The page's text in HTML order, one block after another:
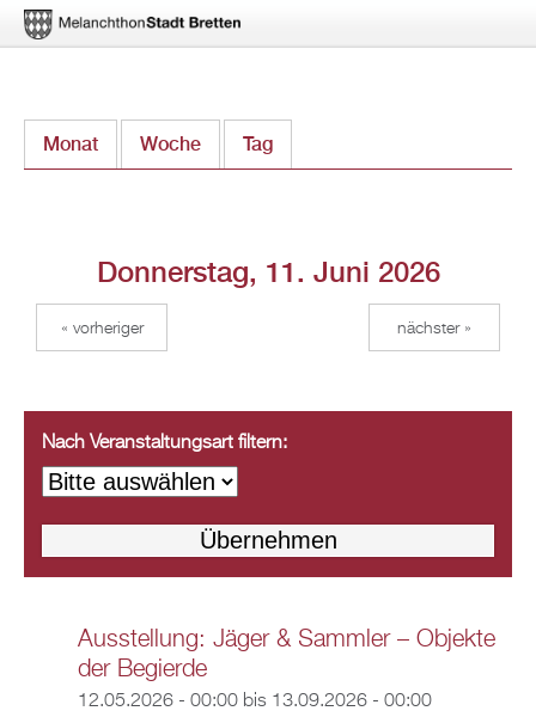
zum
Monat Woche Tag
Donnerstag, 11. Juni 2026
« vorheriger nächster »
Nach Veranstaltungsart filtern:
Ausstellung: Jäger & Sammler – Objekte
der Begierde
12.05.2026 - 00:00bis 13.09.2026 - 00:00